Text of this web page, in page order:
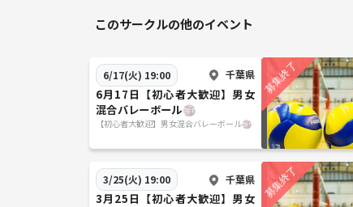
このサークルの他のイベント
6/17(火) 19:00 千葉県
6月17日【初心者大歓迎】男女
混合バレーボール🏐
【初心者大歓迎】男女混合バレーボール🏐
3/25(火) 19:00 千葉県
3月25日【初心者大歓迎】男女